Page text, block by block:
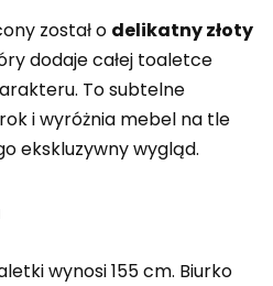
został o delikatny złoty
dodaje całej toaletce
To subtelne
i wyróżnia mebel na tle
ekskluzywny wygląd.
wynosi 155 cm. Biurko